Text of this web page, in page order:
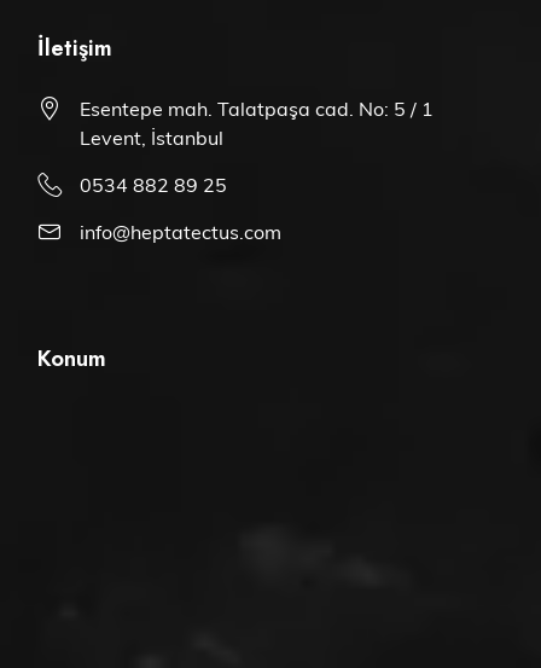
İletişim
Esentepe mah. Talatpaşa cad. No: 5 / 1
Levent, İstanbul
0534 882 89 25
info@heptatectus.com
Konum